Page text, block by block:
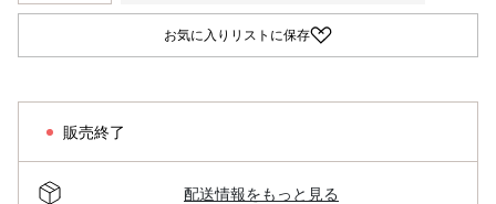
お気に入りリストに保存
販売終了
配送情報をもっと見る